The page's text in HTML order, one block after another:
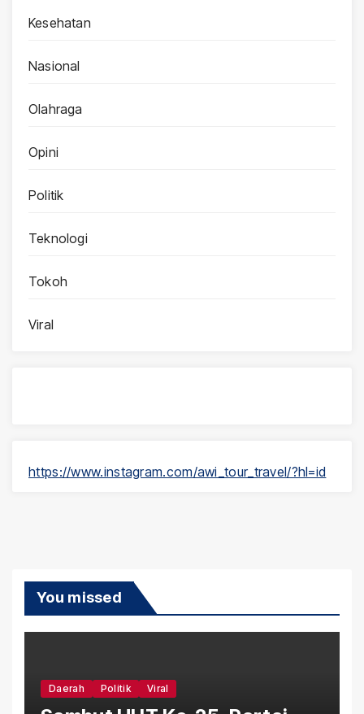
Kesehatan
Nasional
Olahraga
Opini
Politik
Teknologi
Tokoh
Viral
https://www.instagram.com/awi_tour_travel/?hl=id
You missed
Daerah Politik Viral